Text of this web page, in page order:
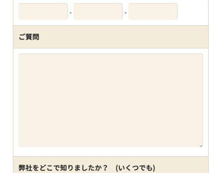
- -
ご質問
弊社をどこで知りましたか？ (いくつでも)